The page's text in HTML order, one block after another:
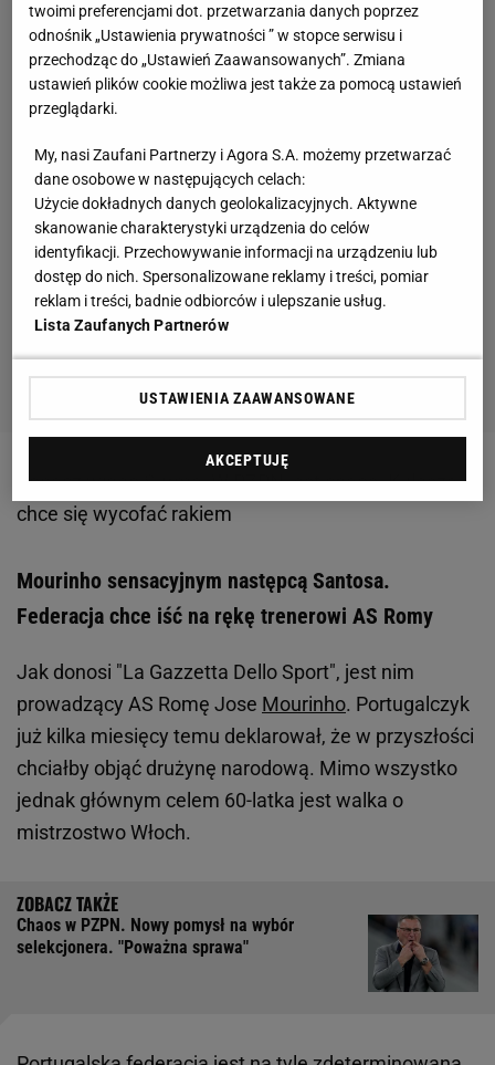
Zobacz wideoSurma: W PZPN jest chaos. Kulesza
chce się wycofać rakiem
Mourinho sensacyjnym następcą Santosa.
Federacja chce iść na rękę trenerowi AS Romy
Jak donosi "La Gazzetta Dello Sport", jest nim
prowadzący AS Romę Jose Mourinho. Portugalczyk
już kilka miesięcy temu deklarował, że w przyszłości
chciałby objąć drużynę narodową. Mimo wszystko
jednak głównym celem 60-latka jest walka o
mistrzostwo Włoch.
Chaos w PZPN. Nowy pomysł na wybór
selekcjonera. "Poważna sprawa"
twoimi preferencjami dot. przetwarzania danych poprzez
odnośnik „Ustawienia prywatności ” w stopce serwisu i
przechodząc do „Ustawień Zaawansowanych”. Zmiana
ustawień plików cookie możliwa jest także za pomocą ustawień
przeglądarki.
My, nasi Zaufani Partnerzy i Agora S.A. możemy przetwarzać
dane osobowe w następujących celach:
Użycie dokładnych danych geolokalizacyjnych. Aktywne
skanowanie charakterystyki urządzenia do celów
identyfikacji. Przechowywanie informacji na urządzeniu lub
dostęp do nich. Spersonalizowane reklamy i treści, pomiar
reklam i treści, badnie odbiorców i ulepszanie usług.
Lista Zaufanych Partnerów
USTAWIENIA ZAAWANSOWANE
AKCEPTUJĘ